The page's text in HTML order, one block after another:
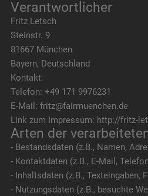
Verantwortlicher
Fritz Letsch
Steinstr. 9
81667 München
Bayern, Deutschland
Kontakt:
Telefon: +49 171 9976231
E-Mail: fritz@fairmuenchen.de
Link zum Impressum: http://fritz-
Arten der
- Bestandsdaten (z.B., Namen,
- Kontaktdaten (z.B., E-Mail,
- Inhaltsdaten (z.B., Texteingaben,
- Nutzungsdaten (z.B., besuchte